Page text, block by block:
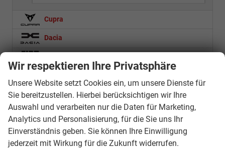
Cupra
Dacia
Hyundai
Mercedes-Benz
Wir respektieren Ihre Privatsphäre
Unsere Website setzt Cookies ein, um unsere Dienste für
Sie bereitzustellen. Hierbei berücksichtigen wir Ihre
Auswahl und verarbeiten nur die Daten für Marketing,
Analytics und Personalisierung, für die Sie uns Ihr
Einverständnis geben. Sie können Ihre Einwilligung
jederzeit mit Wirkung für die Zukunft widerrufen.